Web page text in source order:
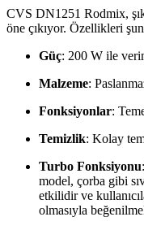
CVS DN1251 Rodmix,
öne çıkıyor. Özellikleri
Güç: 200 W ile
Malzeme:
Fonksiyonlar:
Temizlik: Kolay
Turbo Fonksiyonu
model, çorba gibi
etkilidir ve
olmasıyla